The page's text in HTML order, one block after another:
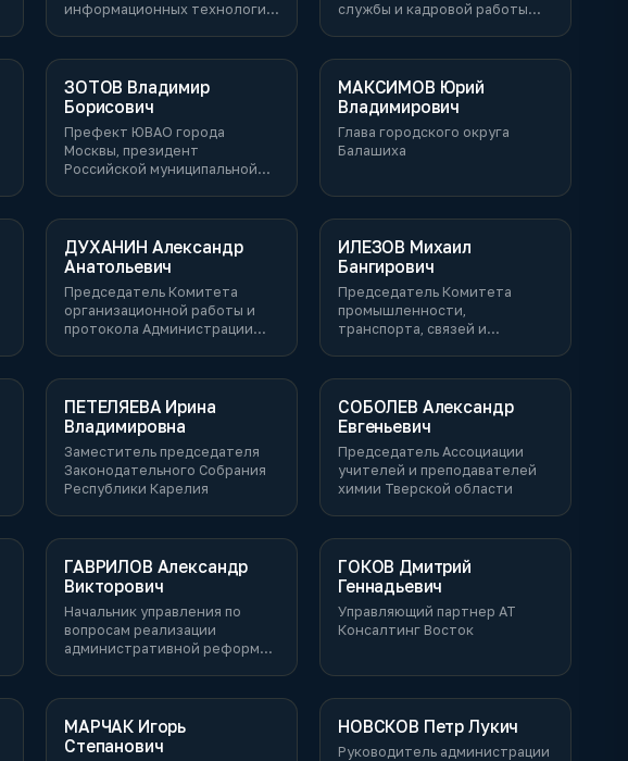
информационных технологий
службы и кадровой работы
ЗОТОВ Владимир
Борисович
Префект ЮВАО города
Москвы, президент
Российской муниципальной
МАКСИМОВ Юрий
Владимирович
Глава городского округа
Балашиха
ДУХАНИН Александр
Анатольевич
Председатель Комитета
организационной работы и
протокола Администрации
ИЛЕЗОВ Михаил
Бангирович
Председатель Комитета
промышленности,
транспорта, связей и
ПЕТЕЛЯЕВА Ирина
Владимировна
Заместитель председателя
Законодательного Собрания
Республики Карелия
СОБОЛЕВ Александр
Евгеньевич
Председатель Ассоциации
учителей и преподавателей
химии Тверской области
ГАВРИЛОВ Александр
Викторович
Начальник управления по
вопросам реализации
административной реформы
граждан Государственно-
правового департамента
Нижегородской области
ГОКОВ Дмитрий
Геннадьевич
Управляющий партнер АТ
Консалтинг Восток
МАРЧАК Игорь
Степанович
НОВСКОВ Петр Лукич
Руководитель администрации